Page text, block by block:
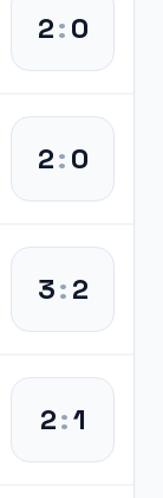
2:0
2:0
3:2
2:1